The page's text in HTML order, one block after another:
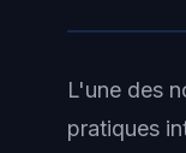
L'une des
pratiques